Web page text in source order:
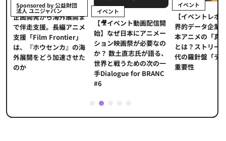
Sponsored by 公益財団
法人 ユニジャパン
企画開発から海外展開ま
で伴走支援。長編アニメ
支援「Film Frontier」
は、『ホウセンカ』の海
外展開をどう加速させた
のか
イベント
【🎥イベント動画配信開
始】なぜ日本にアニメー
ション映画祭が必要なの
か？ 数土直志氏が語る、
世界と戦うための次の一
手Dialogue for BRANC
#6
イベント
【イベントレポ
界的データ企業
本アニメの「真
とは？ストリー
代の羅針盤「デ
重要性
2